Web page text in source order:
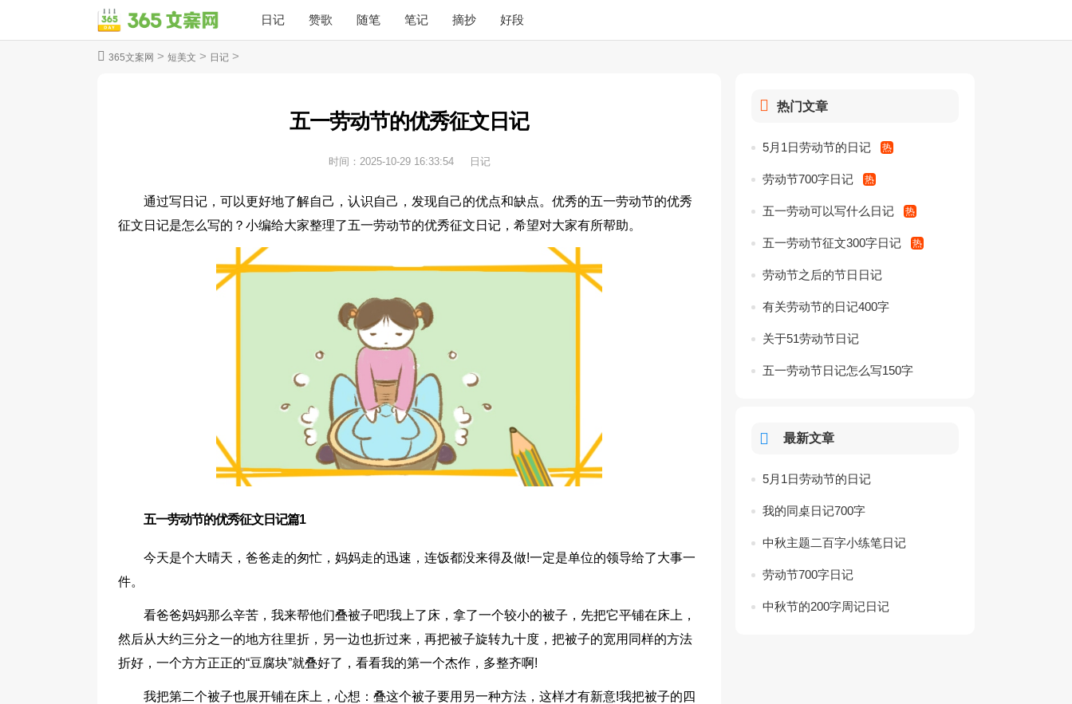
日记 赞歌 随笔 笔记 摘抄 好段
365文案网 > 短美文 > 日记 >
五一劳动节的优秀征文日记
时间： 2025-10-29 16:33:54 日记
通过写日记，可以更好地了解自己，认识自己，发现自己的优点和缺点。优秀的五一劳动节的优秀
征文日记是怎么写的？小编给大家整理了五一劳动节的优秀征文日记，希望对大家有所帮助。
五一劳动节的优秀征文日记篇1
今天是个大晴天，爸爸走的匆忙，妈妈走的迅速，连饭都没来得及做!一定是单位的领导给了大事一
件。
看爸爸妈妈那么辛苦，我来帮他们叠被子吧!我上了床，拿了一个较小的被子，先把它平铺在床上，
然后从大约三分之一的地方往里折，另一边也折过来，再把被子旋转九十度，把被子的宽用同样的方法
折好，一个方方正正的“豆腐块”就叠好了，看看我的第一个杰作，多整齐啊!
我把第二个被子也展开铺在床上，心想：叠这个被子要用另一种方法，这样才有新意!我把被子的四
热门文章
5月1日劳动节的日记
劳动节700字日记
五一劳动可以写什么日记
五一劳动节征文300字日记
劳动节之后的节日日记
有关劳动节的日记400字
关于51劳动节日记
五一劳动节日记怎么写150字
最新文章
5月1日劳动节的日记
我的同桌日记700字
中秋主题二百字小练笔日记
劳动节700字日记
中秋节的200字周记日记